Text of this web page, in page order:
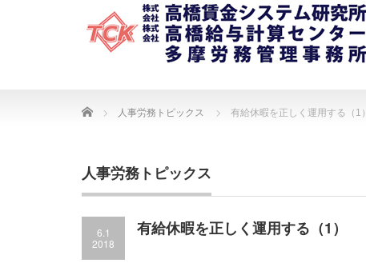
Home 人事労務トピックス 有給休暇を正しく運用する（1）
人事労務トピックス
6.1
2018
有給休暇を正しく運用する（1）